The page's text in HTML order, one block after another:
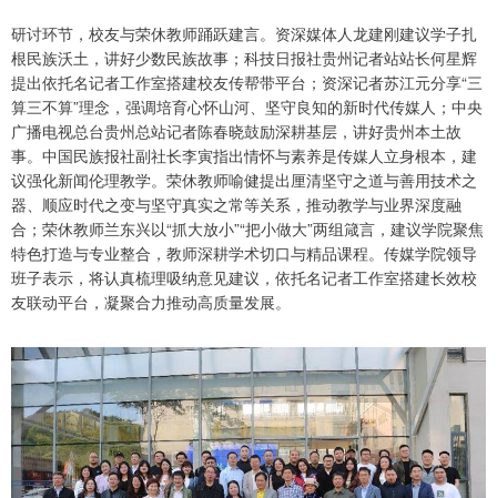
研讨环节，校友与荣休教师踊跃建言。资深媒体人龙建刚建议学子扎
根民族沃土，讲好少数民族故事；科技日报社贵州记者站站长何星辉
提出依托名记者工作室搭建校友传帮带平台；资深记者苏江元分享“三
算三不算”理念，强调培育心怀山河、坚守良知的新时代传媒人；中央
广播电视总台贵州总站记者陈春晓鼓励深耕基层，讲好贵州本土故
事。中国民族报社副社长李寅指出情怀与素养是传媒人立身根本，建
议强化新闻伦理教学。荣休教师喻健提出厘清坚守之道与善用技术之
器、顺应时代之变与坚守真实之常等关系，推动教学与业界深度融
合；荣休教师兰东兴以“抓大放小”“把小做大”两组箴言，建议学院聚焦
特色打造与专业整合，教师深耕学术切口与精品课程。传媒学院领导
班子表示，将认真梳理吸纳意见建议，依托名记者工作室搭建长效校
友联动平台，凝聚合力推动高质量发展。